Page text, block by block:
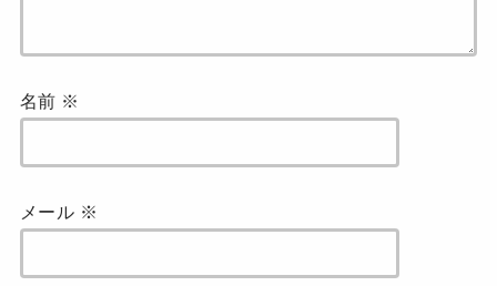
名前 ※
メール ※